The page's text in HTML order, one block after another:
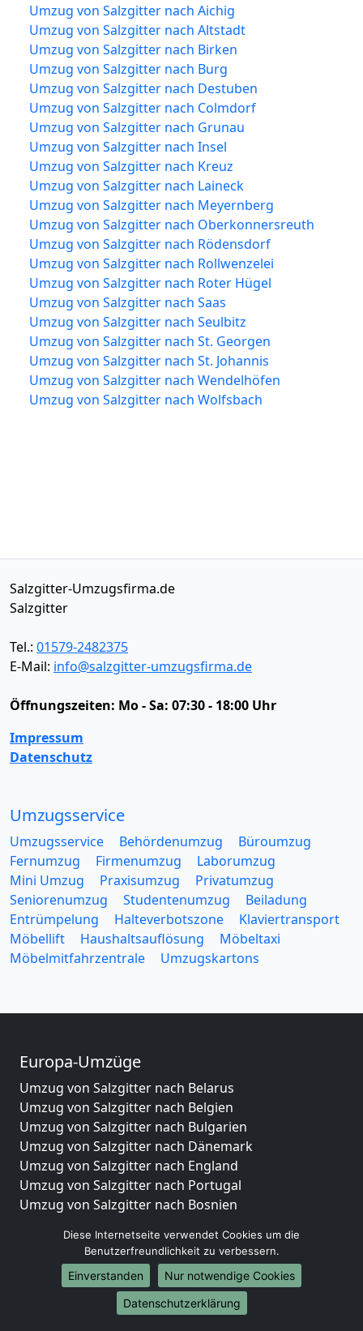
Umzug von Salzgitter nach Aichig
Umzug von Salzgitter nach Altstadt
Umzug von Salzgitter nach Birken
Umzug von Salzgitter nach Burg
Umzug von Salzgitter nach Destuben
Umzug von Salzgitter nach Colmdorf
Umzug von Salzgitter nach Grunau
Umzug von Salzgitter nach Insel
Umzug von Salzgitter nach Kreuz
Umzug von Salzgitter nach Laineck
Umzug von Salzgitter nach Meyernberg
Umzug von Salzgitter nach Oberkonnersreuth
Umzug von Salzgitter nach Rödensdorf
Umzug von Salzgitter nach Rollwenzelei
Umzug von Salzgitter nach Roter Hügel
Umzug von Salzgitter nach Saas
Umzug von Salzgitter nach Seulbitz
Umzug von Salzgitter nach St. Georgen
Umzug von Salzgitter nach St. Johannis
Umzug von Salzgitter nach Wendelhöfen
Umzug von Salzgitter nach Wolfsbach
Salzgitter-Umzugsfirma.de
Salzgitter
Tel.: 01579-2482375
E-Mail: info@salzgitter-umzugsfirma.de
Öffnungszeiten: Mo - Sa: 07:30 - 18:00 Uhr
Impressum
Datenschutz
Umzugsservice
Umzugsservice Behördenumzug
Büroumzug
Fernumzug
Firmenumzug
Laborumzug
Mini Umzug
Praxisumzug
Privatumzug
Seniorenumzug
Studentenumzug
Beiladung
Entrümpelung
Halteverbotszone
Klaviertransport
Möbellift
Haushaltsauflösung
Möbeltaxi
Möbelmitfahrzentrale
Umzugskartons
Europa-Umzüge
Umzug von Salzgitter nach Belarus
Umzug von Salzgitter nach Belgien
Umzug von Salzgitter nach Bulgarien
Umzug von Salzgitter nach Dänemark
Umzug von Salzgitter nach England
Umzug von Salzgitter nach Portugal
Umzug von Salzgitter nach Bosnien
Umzug von Salzgitter nach Irland
Umzug von Salzgitter nach Lettland
Umzug von Salzgitter nach Zypern
Umzug von Salzgitter nach Kroatien
Umzug von Salzgitter nach Estland
Diese Internetseite verwendet Cookies um die
Benutzerfreundlichkeit zu verbessern.
Einverstanden
Nur notwendige Cookies
Datenschutzerklärung